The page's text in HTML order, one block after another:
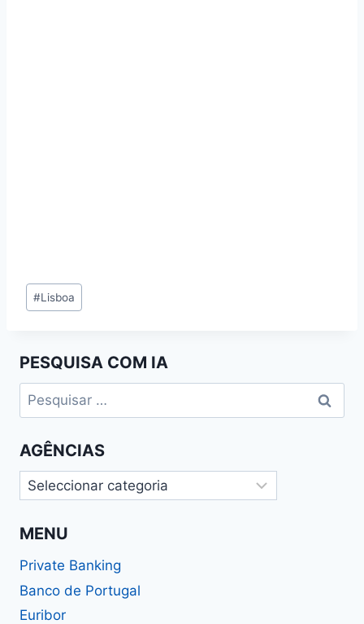
Tags
de
#Lisboa
PESQUISA COM IA
Pesquisar
por:
AGÊNCIAS
Agências
MENU
Private Banking
Banco de Portugal
Euribor